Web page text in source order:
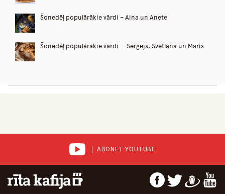
Šonedēļ populārākie vārdi – Aina un Anete
Šonedēļ populārākie vārdi – Sergejs, Svetlana un Māris
ABONĒT YOUTUBE